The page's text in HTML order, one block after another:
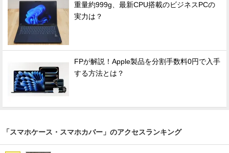
重量約999g、最新CPU搭載のビジネスPCの
実力は？
FPが解説！Apple製品を分割手数料0円で入手
する方法とは？
「スマホケース・スマホカバー」のアクセスランキング